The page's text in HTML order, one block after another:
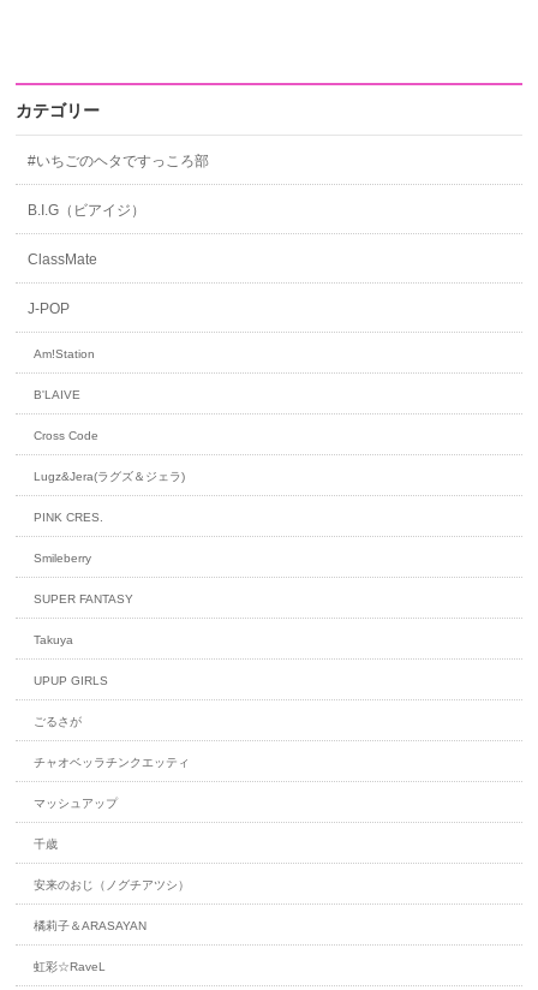
カテゴリー
#いちごのヘタですっころ部
B.I.G（ビアイジ）
ClassMate
J-POP
Am!Station
B'LAIVE
Cross Code
Lugz&Jera(ラグズ＆ジェラ)
PINK CRES.
Smileberry
SUPER FANTASY
Takuya
UPUP GIRLS
ごるさが
チャオベッラチンクエッティ
マッシュアップ
千歳
安来のおじ（ノグチアツシ）
橘莉子＆ARASAYAN
虹彩☆RaveL